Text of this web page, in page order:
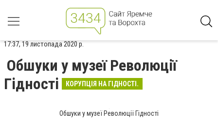
17:37, 19 листопада 2020 р.
Обшуки у музеї Революції
Гідності
КОРУПЦІЯ НА ГІДНОСТІ.
Обшуки у музеї Революції Гідності